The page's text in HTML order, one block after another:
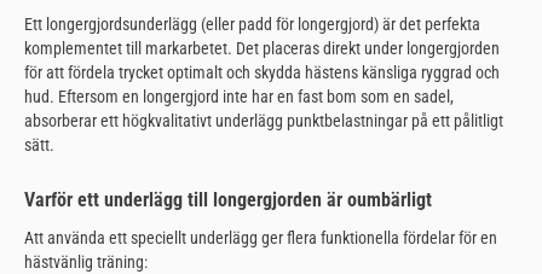
Ett longergjordsunderlägg (eller padd för longergjord) är det perfekta
komplementet till markarbetet. Det placeras direkt under longergjorden
för att fördela trycket optimalt och skydda hästens känsliga ryggrad och
hud. Eftersom en longergjord inte har en fast bom som en sadel,
absorberar ett högkvalitativt underlägg punktbelastningar på ett pålitligt
sätt.
Varför ett underlägg till longergjorden är oumbärligt
Att använda ett speciellt underlägg ger flera funktionella fördelar för en
hästvänlig träning: